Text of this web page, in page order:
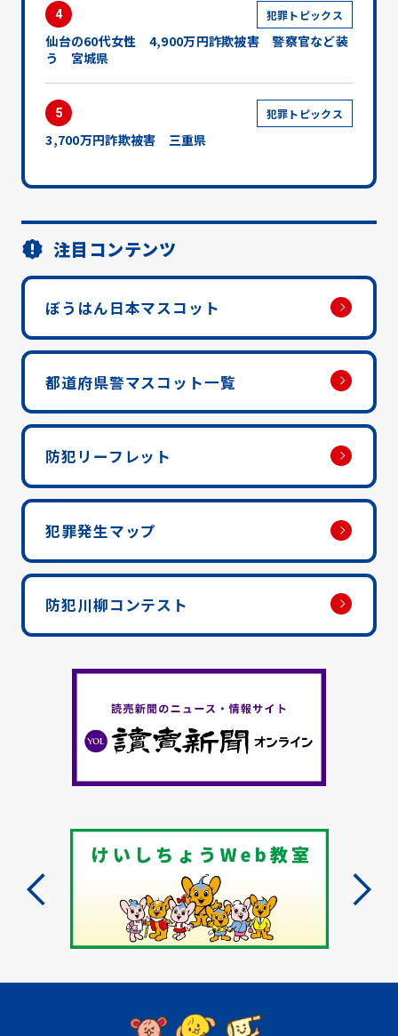
4 犯罪トピックス
仙台の60代女性 4,900万円詐欺被害 警察官など装
う 宮城県
5 犯罪トピックス
3,700万円詐欺被害 三重県
注目コンテンツ
ぼうはん日本マスコット
都道府県警マスコット一覧
防犯リーフレット
犯罪発生マップ
防犯川柳コンテスト